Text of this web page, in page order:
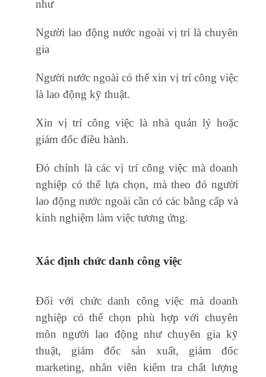
như
Người lao động nước ngoài vị trí là chuyên
gia
Người nước ngoài có thể xin vị trí công việc
là lao động kỹ thuật.
Xin vị trí công việc là nhà quản lý hoặc
giám đốc điều hành.
Đó chính là các vị trí công việc mà doanh
nghiệp có thể lựa chọn, mà theo đó người
lao động nước ngoài cần có các bằng cấp và
kinh nghiệm làm việc tương ứng.
Xác định chức danh công việc
Đối với chức danh công việc mà doanh
nghiệp có thể chọn phù hợp với chuyên
môn người lao động như chuyên gia kỹ
thuật, giám đốc sản xuất, giám đốc
marketing, nhân viên kiểm tra chất lượng